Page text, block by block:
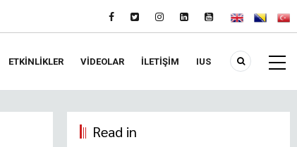
ETKİNLİKLER VIDEOLAR İLETİŞİM IUS
Read in